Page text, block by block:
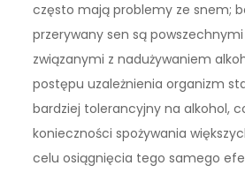
często mają problemy ze snem;
przerywany sen są
związanymi z nadużywaniem
postępu uzależnienia organizm
bardziej tolerancyjny na alkohol,
konieczności spożywania
celu osiągnięcia tego samego